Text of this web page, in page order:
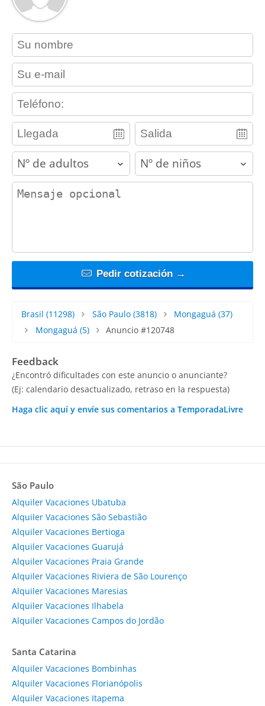
contact_name
contact_email
contact_phone
adults children
contact_message
Pedir cotización →
Brasil (11298) São Paulo(3818) Mongaguá (37)
Mongaguá (5) Anuncio #120748
Feedback
¿Encontró dificultades con este anuncio o anunciante?
(Ej: calendario desactualizado, retraso en la respuesta)
Haga clic aquí y envíe sus comentarios a TemporadaLivre
São Paulo
Alquiler Vacaciones Ubatuba
Alquiler Vacaciones São Sebastião
Alquiler Vacaciones Bertioga
Alquiler Vacaciones Guarujá
Alquiler Vacaciones Praia Grande
Alquiler Vacaciones Riviera de São Lourenço
Alquiler Vacaciones Maresias
Alquiler Vacaciones Ilhabela
Alquiler Vacaciones Campos do Jordão
Santa Catarina
Alquiler Vacaciones Bombinhas
Alquiler Vacaciones Florianópolis
Alquiler Vacaciones Itapema